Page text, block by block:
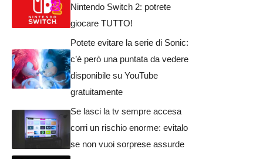
Nintendo Switch 2: potrete
giocare TUTTO!
Potete evitare la serie di Sonic:
c’è però una puntata da vedere
disponibile su YouTube
gratuitamente
Se lasci la tv sempre accesa
corri un rischio enorme: evitalo
se non vuoi sorprese assurde